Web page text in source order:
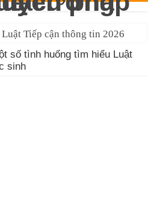
Tiếp cận thông tin 2026
số tình huống tìm hiểu Luật
sinh